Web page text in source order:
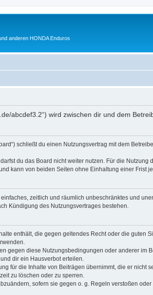
anderen HONDA Enduros
abcdef3.2“) wird zwischen dir und dem
schließt du einen Nutzungsvertrag mit dem
du das Board nicht weiter nutzen. Für die
kann von beiden Seiten ohne Einhaltung einer Frist
zeitlich und räumlich unbeschränktes und
Kündigung des Nutzungsvertrages bestehen.
enthält, die gegen geltendes Recht oder die guten
gegen diese Nutzungsbedingungen oder anderer
dir ein Hausverbot erteilen.
für die Inhalte von Beiträgen übernimmt, die er nicht
zu löschen oder zu sperren.
sofern sie gegen o. g. Regeln verstoßen